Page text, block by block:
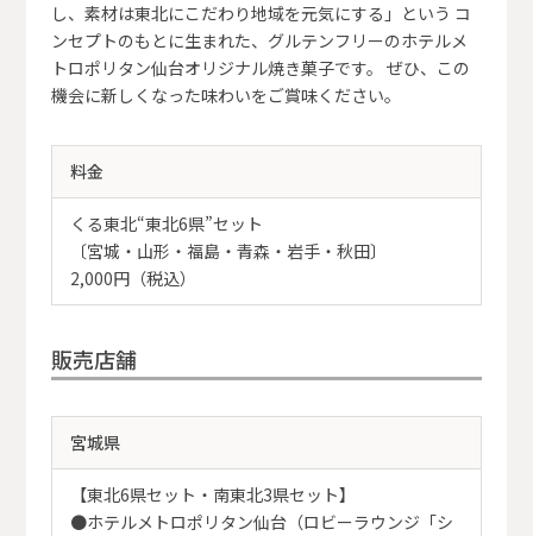
し、素材は東北にこだわり地域を元気にする」という コ
ンセプトのもとに生まれた、グルテンフリーのホテルメ
トロポリタン仙台オリジナル焼き菓子です。 ぜひ、この
機会に新しくなった味わいをご賞味ください。
料金
くる東北“東北6県”セット
〔宮城・山形・福島・青森・岩手・秋田〕
2,000円（税込）
販売店舗
宮城県
【東北6県セット・南東北3県セット】
●ホテルメトロポリタン仙台（ロビーラウンジ「シ